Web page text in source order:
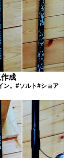
成
ン。#ソルト#ショア